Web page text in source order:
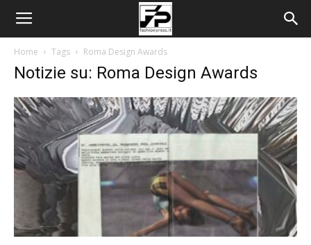
Home Tags Roma Design Awards
Notizie su: Roma Design Awards